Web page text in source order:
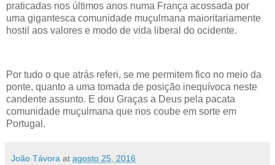
praticadas nos últimos anos numa França acossada por
uma gigantesca comunidade muçulmana maioritariamente
hostil aos valores e modo de vida liberal do ocidente.
Por tudo o que atrás referi, se me permitem fico no meio da
ponte, quanto a uma tomada de posição inequívoca neste
candente assunto. E dou Graças a Deus pela pacata
comunidade muçulmana que nos coube em sorte em
Portugal.
João Távora at agosto 25, 2016